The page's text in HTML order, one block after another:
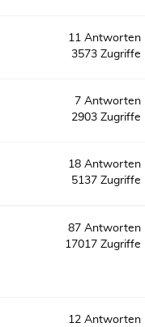
11Antworten
3573Zugriffe
7Antworten
2903Zugriffe
18Antworten
5137Zugriffe
87Antworten
17017Zugriffe
12Antworten